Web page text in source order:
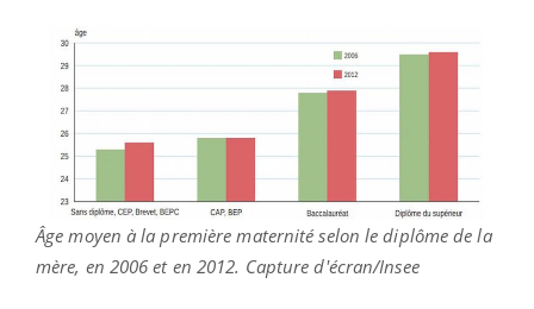
Âge moyen à la première maternité selon le diplôme de la
mère, en 2006 et en 2012. Capture d'écran/Insee